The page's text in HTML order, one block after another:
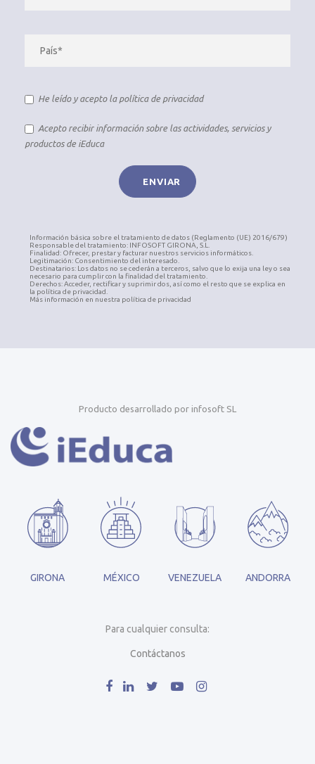
He leído y acepto la política de privacidad
Acepto recibir información sobre las actividades, servicios y
productos de iEduca
Información básica sobre el tratamiento de datos (Reglamento (UE) 2016/679)
Responsable del tratamiento: INFOSOFT GIRONA, S.L.
Finalidad: Ofrecer, prestar y facturar nuestros servicios informáticos.
Legitimación: Consentimiento del interesado.
Destinatarios: Los datos no se cederán a terceros, salvo que lo exija una ley o sea
necesario para cumplir con la finalidad del tratamiento.
Derechos: Acceder, rectificar y suprimir dos, así como el resto que se explica en
la política de privacidad.
Más información en nuestra política de privacidad
Producto desarrollado por infosoft SL
GIRONA MÉXICO VENEZUELA ANDORRA
Para cualquier consulta:
Contáctanos